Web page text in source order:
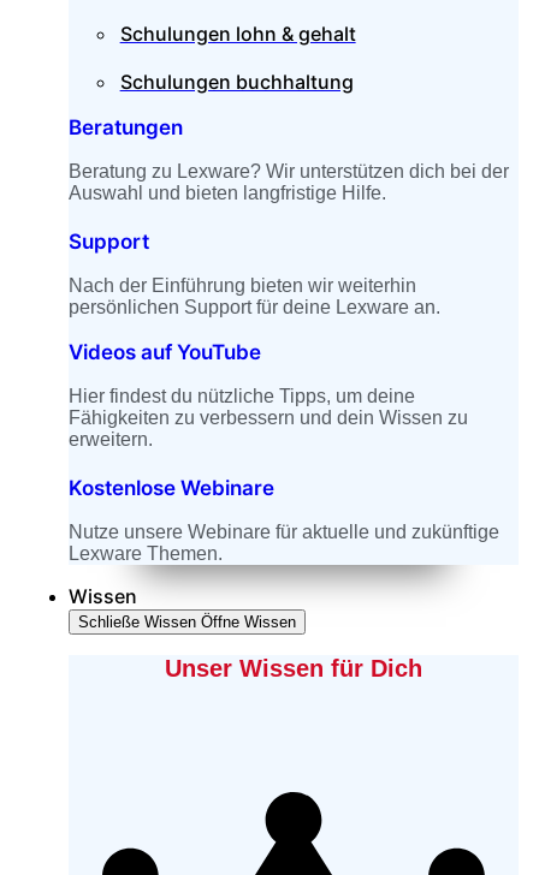
Schulungen lohn & gehalt
Schulungen buchhaltung
Beratungen
Beratung zu Lexware? Wir unterstützen dich bei der
Auswahl und bieten langfristige Hilfe.
Support
Nach der Einführung bieten wir weiterhin
persönlichen Support für deine Lexware an.
Videos auf YouTube
Hier findest du nützliche Tipps, um deine
Fähigkeiten zu verbessern und dein Wissen zu
erweitern.
Kostenlose Webinare
Nutze unsere Webinare für aktuelle und zukünftige
Lexware Themen.
Wissen
Schließe Wissen Öffne Wissen
Unser Wissen für Dich